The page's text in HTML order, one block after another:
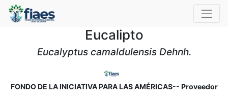
Eucalipto
Eucalyptus camaldulensis Dehnh.
FONDO DE LA INICIATIVA PARA LAS AMÉRICAS-- Proveedor